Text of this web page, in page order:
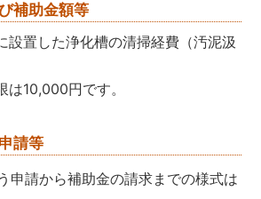
補助金額等
設置した浄化槽の清掃経費（汚泥汲
は10,000円です。
請等
申請から補助金の請求までの様式は